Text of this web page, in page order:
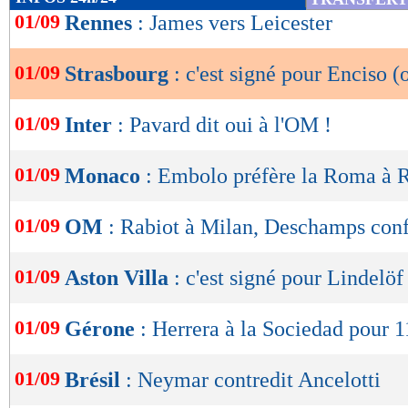
de
OK
01/09 Rennes : James vers Leicester
01/09 Strasbourg : c'est signé pour Enciso
01/09 Inter : Pavard dit oui à l'OM !
01/09 Monaco : Embolo préfère la Roma à
01/09 OM : Rabiot à Milan, Deschamps
01/09 Aston Villa : c'est signé pour
01/09 Gérone : Herrera à la Sociedad pour
01/09 Brésil : Neymar contredit Ancelotti